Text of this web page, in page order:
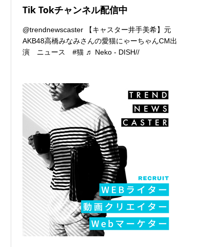
Tik Tokチャンネル配信中
@trendnewscaster 【キャスター井手美希】元
AKB48高橋みなみさんの愛猫にゃーちゃんCM出
演 ニュース#猫 ♬ Neko - DISH//